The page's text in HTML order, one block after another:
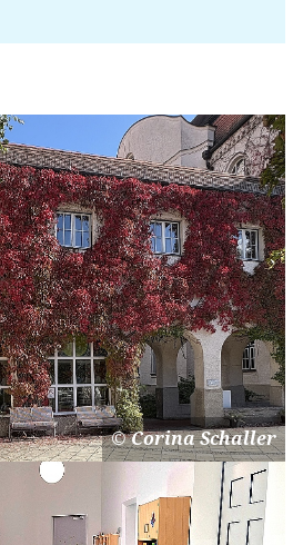
Corina Schaller